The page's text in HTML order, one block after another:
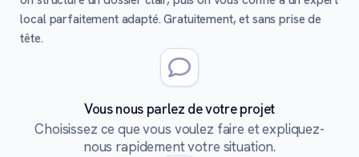
local parfaitement adapté. Gratuitement, et sans prise de
tête.
Vous nous parlez de votre projet
Choisissez ce que vous voulez faire et expliquez-
nous rapidement votre situation.